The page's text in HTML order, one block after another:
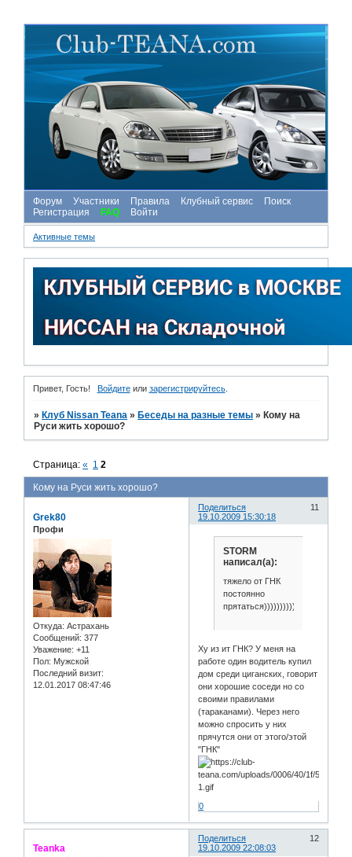
Форум Участники Правила Клубный сервис
Поиск
Регистрация
FAQ Войти
Активные темы
Привет, Гость! Войдитеили зарегистрируйтесь.
» Клуб Nissan Teana » Беседы на разные темы » Кому на
Руси жить хорошо?
Кому на Руси жить хорошо?
Страница:« 1 2
Поделиться
11
19.10.2009 15:30:18
Grek80
Профи
Откуда: Астрахань
Сообщений: 377
Уважение: +11
Пол: Мужской
Последний визит:
12.01.2017 08:47:46
STORM
написал(а):
тяжело от ГНК
постоянно
прятаться)))))))))))
Ху из ит ГНК? У меня на
работе один водитель купил
дом среди циганских, говорит
они хорошие соседи но со
своими правилами
(тараканами). Через него
можно спросить у них
прячутся они от этого/этой
"ГНК"
0
Поделиться
12
19.10.2009 22:08:03
Teanka